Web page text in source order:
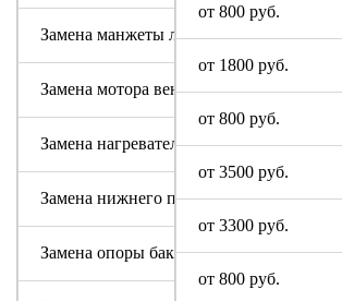
от 800 руб.
от 1800 руб.
от 800 руб.
от 3500 руб.
от 3300 руб.
от 800 руб.
Замена манжеты люка
Замена мотора вентилятора сушки
Замена нагревательного элемента (тена)
Замена нижнего противовеса
Замена опоры бака